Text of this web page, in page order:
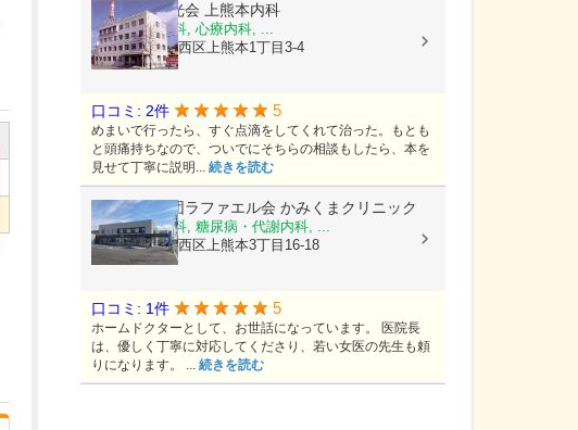
医療法人陽光会 上熊本内科
内科, 神経内科, 心療内科, ...
熊本県熊本市西区上熊本1丁目3-4
口コミ: 2件 5
めまいで行ったら、すぐ点滴をしてくれて治った。もとも
と頭痛持ちなので、ついでにそちらの相談もしたら、本を
見せて丁寧に説明... 続きを読む
医療法人社団ラファエル会 かみくまクリニック
整形外科, 内科, 糖尿病・代謝内科, ...
熊本県熊本市西区上熊本3丁目16-18
口コミ: 1件 5
ホームドクターとして、お世話になっています。 医院長
は、優しく丁寧に対応してくださり、若い女医の先生も頼
りになります。 ... 続きを読む